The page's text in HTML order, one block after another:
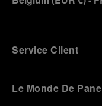
Service Client
Le Monde De